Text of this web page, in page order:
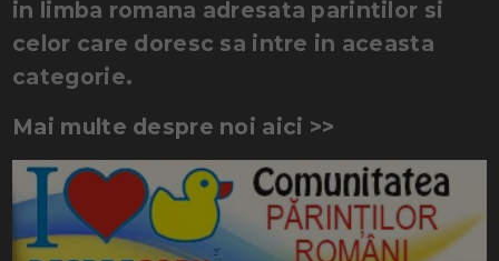
in limba romana adresata parintilor si
celor care doresc sa intre in aceasta
categorie.
Mai multe despre noi aici >>